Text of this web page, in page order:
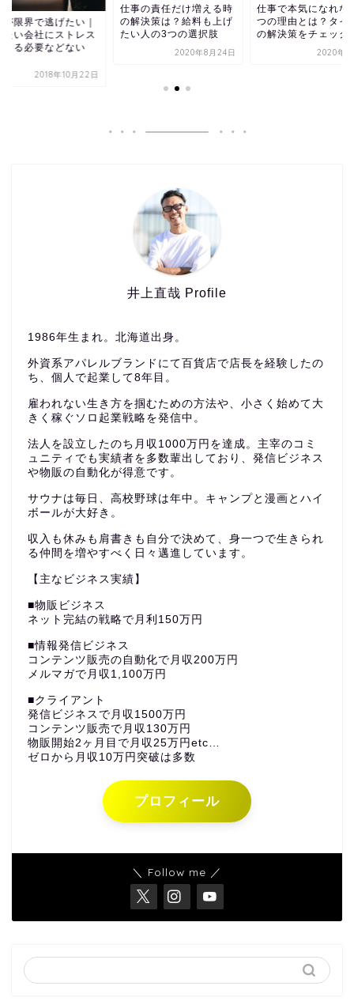
が限界で逃げたい｜
たい会社にストレス
じる必要などない
2018年10月22日
仕事の責任だけ増える時
の解決策は？給料も上げ
たい人の3つの選択肢
2020年8月24日
仕事で本気になれな
つの理由とは？タイ
の解決策をチェック
2020年9
井上直哉 Profile
1986年生まれ。北海道出身。
外資系アパレルブランドにて百貨店で店長を経験したの
ち、個人で起業して8年目。
雇われない生き方を掴むための方法や、小さく始めて大
きく稼ぐソロ起業戦略を発信中。
法人を設立したのち月収1000万円を達成。主宰のコミ
ュニティでも実績者を多数輩出しており、発信ビジネス
や物販の自動化が得意です。
サウナは毎日、高校野球は年中。キャンプと漫画とハイ
ボールが大好き。
収入も休みも肩書きも自分で決めて、身一つで生きられ
る仲間を増やすべく日々邁進しています。
【主なビジネス実績】
■物販ビジネス
ネット完結の戦略で月利150万円
■情報発信ビジネス
コンテンツ販売の自動化で月収200万円
メルマガで月収1,100万円
■クライアント
発信ビジネスで月収1500万円
コンテンツ販売で月収130万円
物販開始2ヶ月目で月収25万円etc…
ゼロから月収10万円突破は多数
プロフィール
＼ Follow me ／